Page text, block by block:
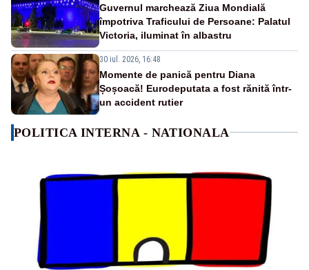
Guvernul marchează Ziua Mondială
împotriva Traficului de Persoane: Palatul
Victoria, iluminat în albastru
30 iul. 2026, 16:48
Momente de panică pentru Diana
Șoșoacă! Eurodeputata a fost rănită într-
un accident rutier
POLITICA INTERNA - NATIONALA